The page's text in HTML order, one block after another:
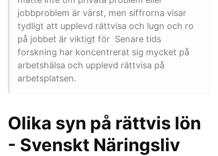
jobbproblem är värst, men siffrorna visar
tydligt att upplevd rättvisa och lugn och ro
på jobbet är viktigt för Senare tids
forskning har koncentrerat sig mycket på
arbetshälsa och upplevd rättvisa på
arbetsplatsen.
Olika syn på rättvis lön
- Svenskt Näringsliv